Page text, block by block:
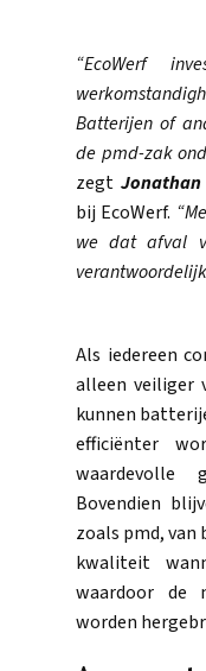
“EcoWerf
Batterijen of
de pmd-zak
zegt
bij EcoWerf.
we dat afval
Als iedereen
alleen veiliger
kunnen
efficiënter
waardevolle
Bovendien
zoals pmd, van
kwaliteit
waardoor de
worden